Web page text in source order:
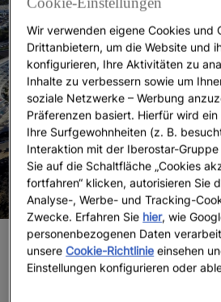
Verbringen Sie Ihren Urlaub in
Hotels, so leisten Sie einen
Wir verwenden eigene Cookies und
Drittanbietern, um die Website und
konfigurieren, Ihre Aktivitäten zu
Inhalte zu verbessern sowie um
soziale Netzwerke – Werbung
Präferenzen basiert. Hierfür wird
Ihre Surfgewohnheiten (z. B.
Interaktion mit der Iberostar-
Sie auf die Schaltfläche „Cookies
fortfahren“ klicken, autorisieren Sie
Analyse-, Werbe- und Tracking-
Zwecke. Erfahren Sie hier, wie
personenbezogenen Daten
unsereCookie-Richtlinie einsehen
Einstellungen konfigurieren oder